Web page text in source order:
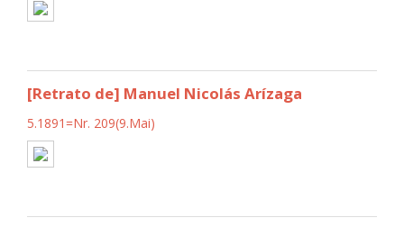
[Retrato de] Manuel Nicolás Arízaga
5.1891=Nr. 209(9.Mai)